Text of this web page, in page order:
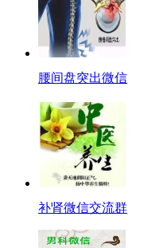
腰间盘突出微信
补肾微信交流群